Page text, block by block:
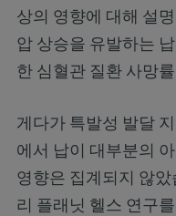
상의 영향에 대해 설
압 상승을 유발하는
한 심혈관 질환 사망
게다가 특발성 발달
에서 납이 대부분의
영향은 집계되지 않
리 플래닛 헬스 연구